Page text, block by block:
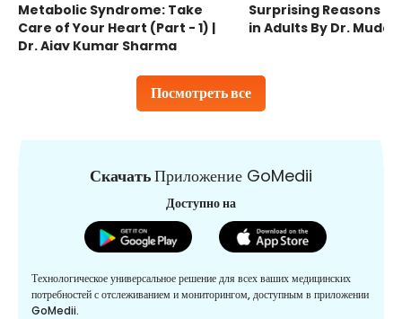
Посмотреть все
Metabolic Syndrome: Take
Care of Your Heart (Part - 1) |
Dr. Ajay Kumar Sharma
Surprising Reasons
in Adults By Dr.
СкачатьПриложение GoMedii
Доступно на
Технологическое универсальное решение для всех ваших медицинских
потребностей с отслеживанием и мониторингом, доступным в приложении
GoMedii.